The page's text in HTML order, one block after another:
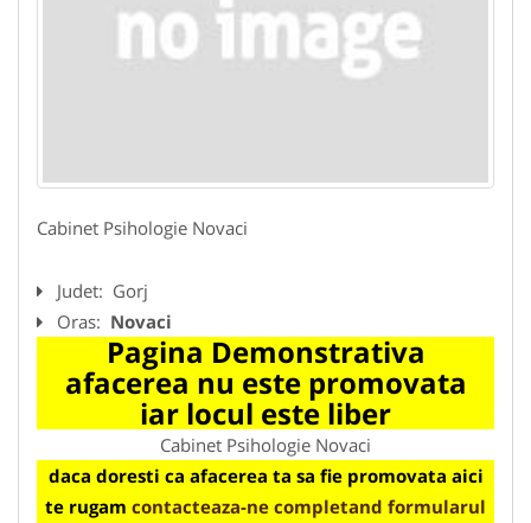
Cabinet Psihologie Novaci
Judet: Gorj
Oras: Novaci
Pagina Demonstrativa
afacerea nu este promovata
iar locul este liber
Cabinet Psihologie Novaci
daca doresti ca afacerea ta sa fie promovata aici
te rugam contacteaza-ne completand formularul